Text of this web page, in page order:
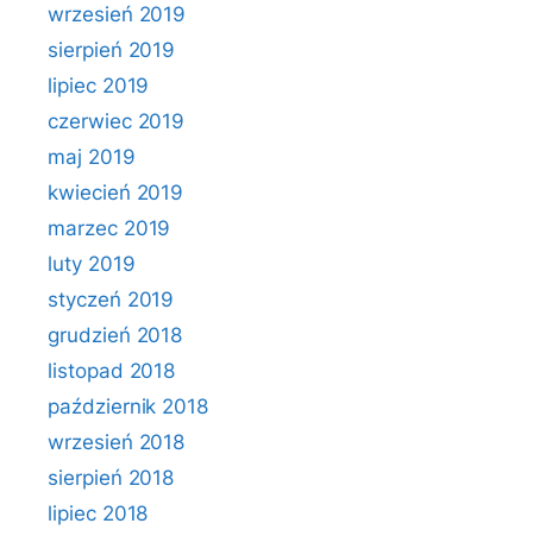
wrzesień 2019
sierpień 2019
lipiec 2019
czerwiec 2019
maj 2019
kwiecień 2019
marzec 2019
luty 2019
styczeń 2019
grudzień 2018
listopad 2018
październik 2018
wrzesień 2018
sierpień 2018
lipiec 2018